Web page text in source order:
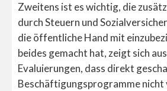
Zweitens ist es wichtig, die
durch Steuern und
die öffentliche Hand mit
beides gemacht hat, zeigt sich
Evaluierungen, dass direkt
Beschäftigungsprogramme nicht